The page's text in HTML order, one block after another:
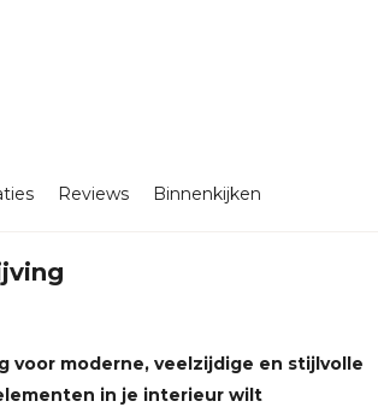
Reviews Binnenkijken
voor moderne, veelzijdige en stijlvolle
in je interieur wilt